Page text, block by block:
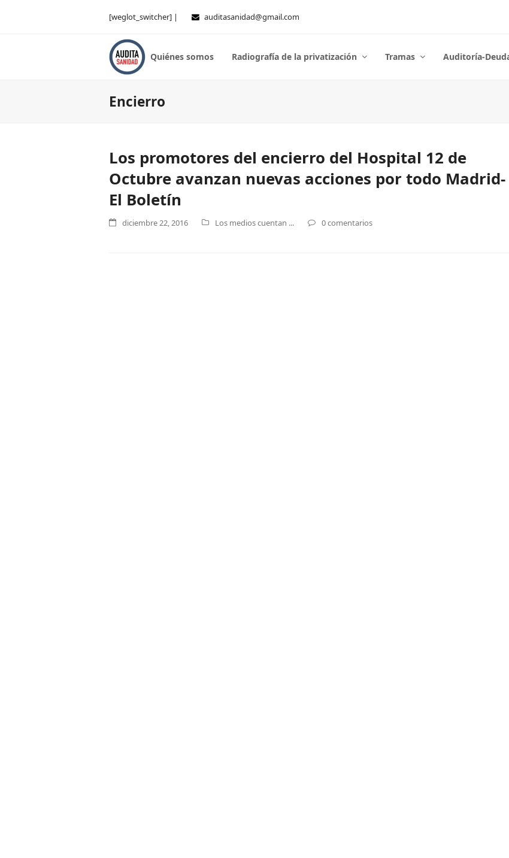
[weglot_switcher] | auditasanidad@gmail.com
Quiénes somos Radiografía de la privatización Tramas Auditoría-
Encierro
Los promotores del encierro del Hospital 12 de
Octubre avanzan nuevas acciones por todo Madrid-
El Boletín
diciembre 22, 2016 Los medios cuentan ... 0 comentarios